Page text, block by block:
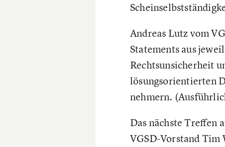
Andreas Lutz vom
Statements aus
Rechtsunsicherheit
lösungsorientierten
nehmern.
Das nächste Treffen
VGSD-Vorstand Tim